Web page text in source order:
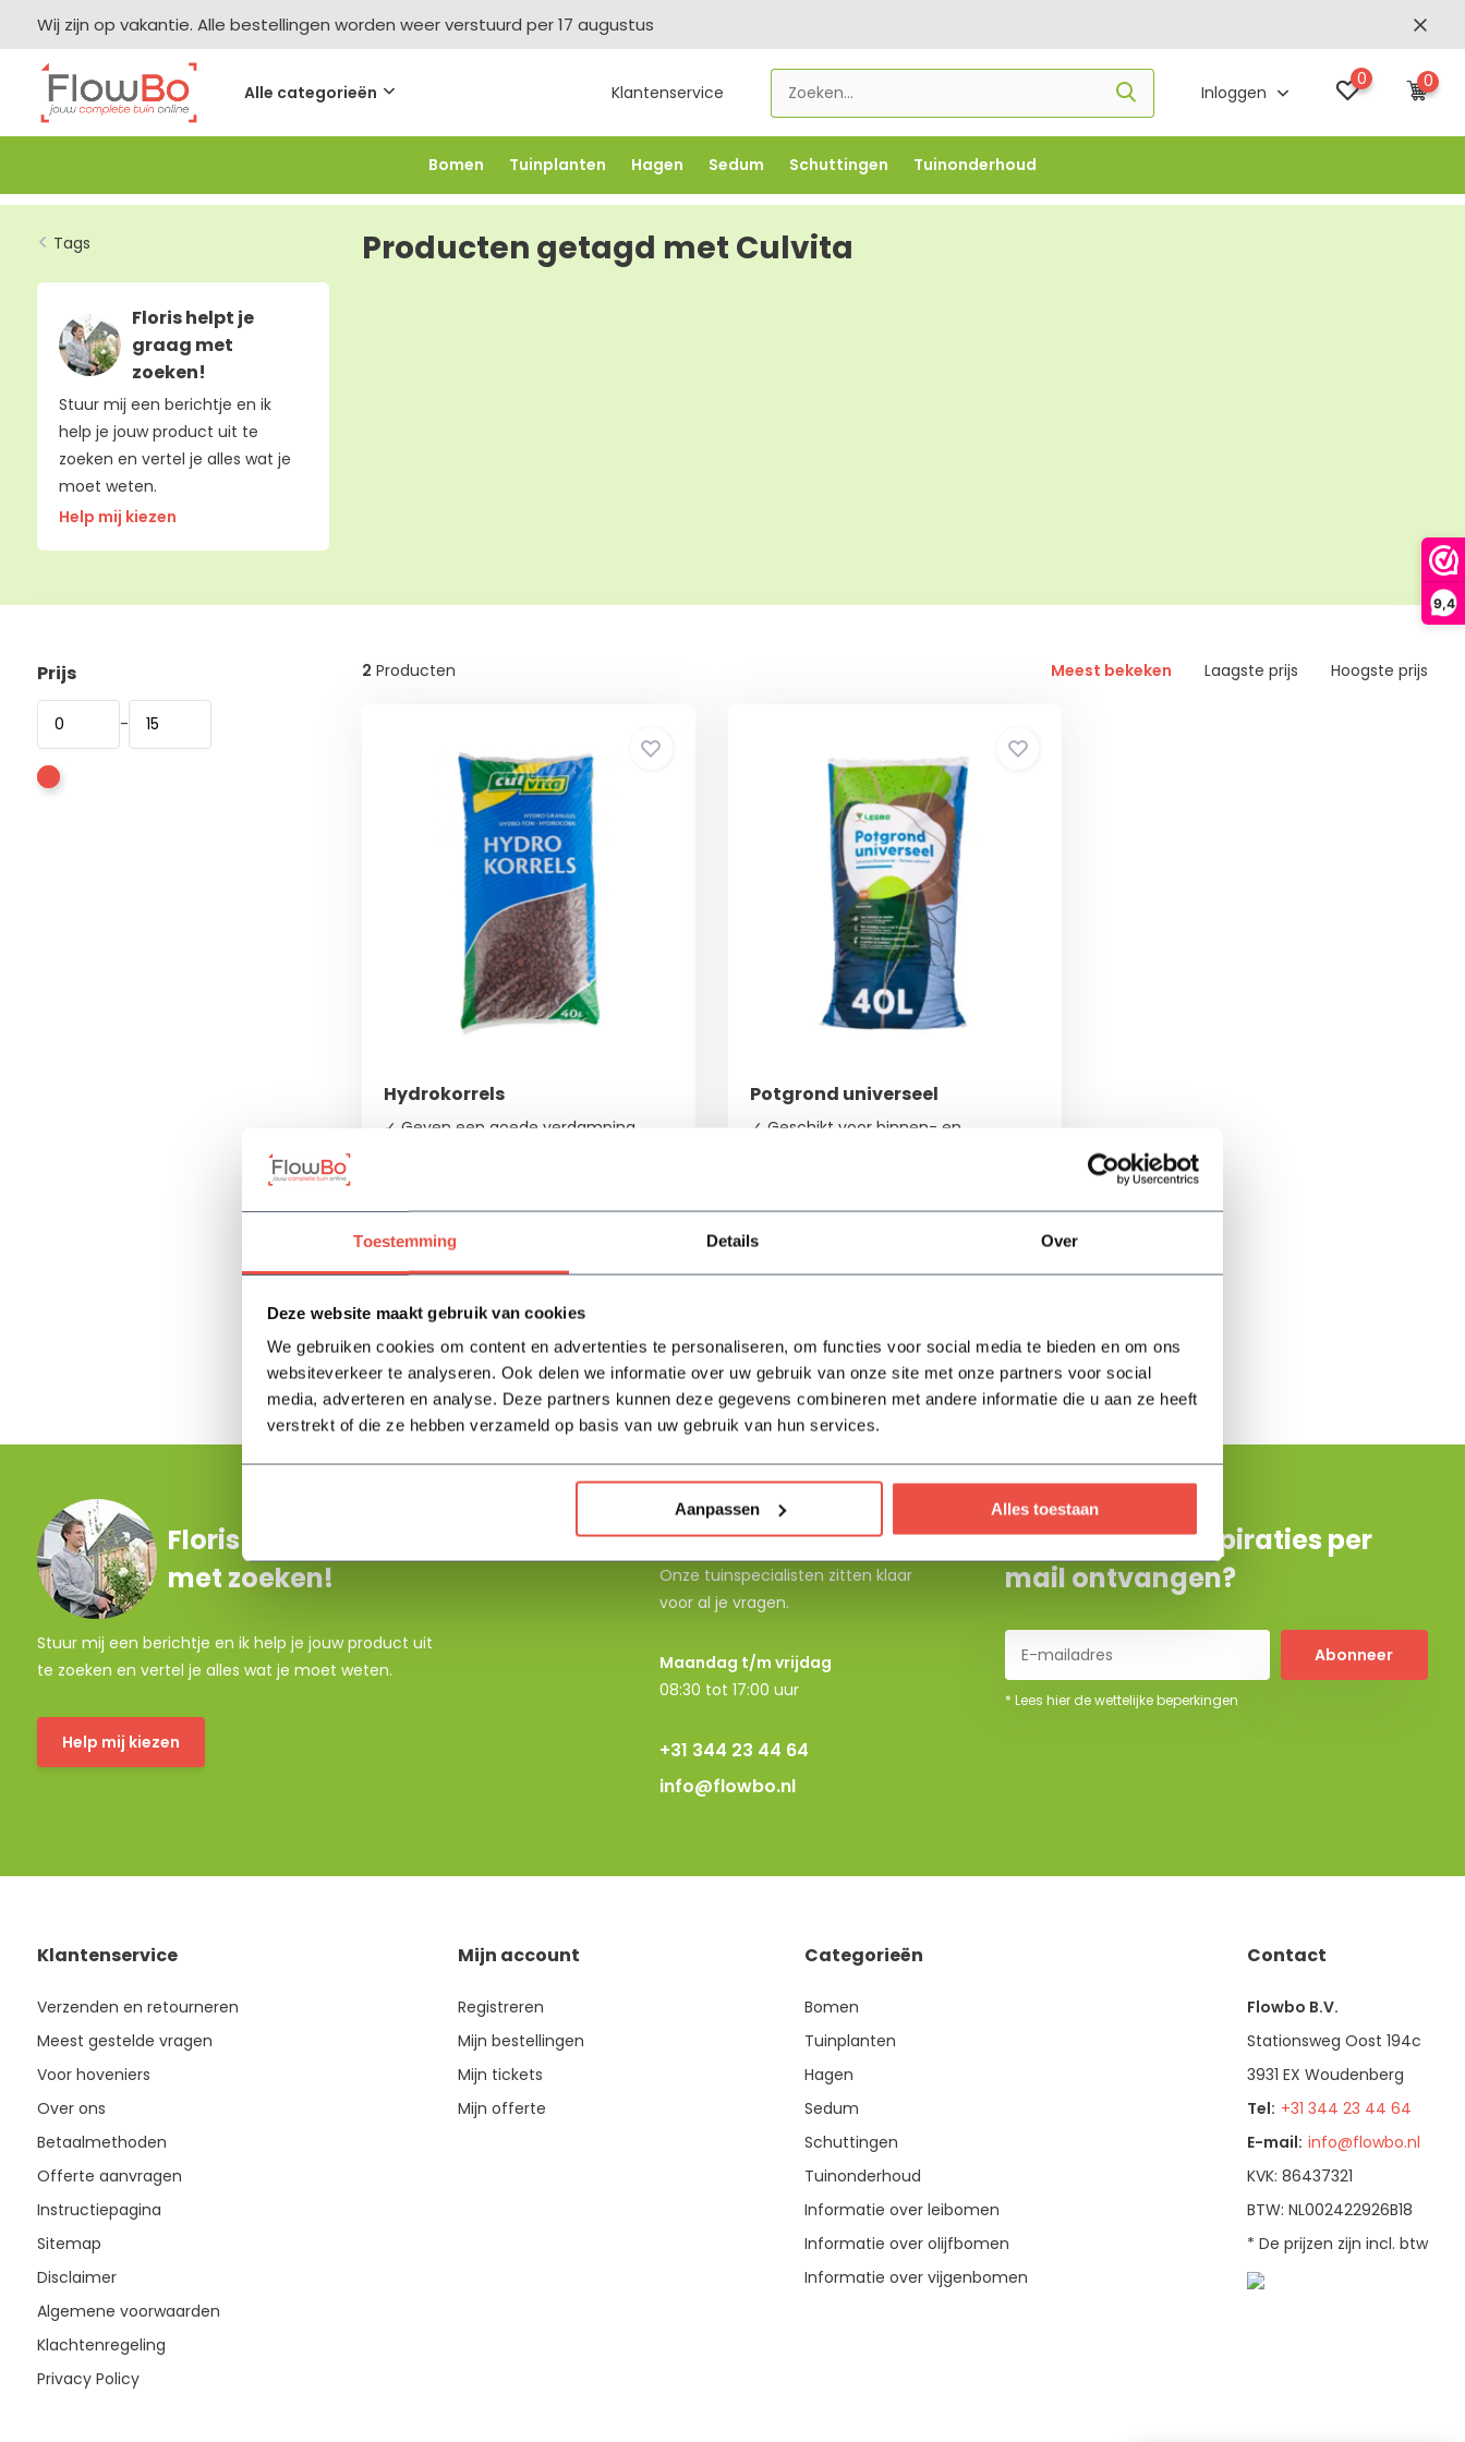
Toestemming Details Over
Deze website maakt gebruik van cookies
We gebruiken cookies om content en advertenties te personaliseren, om functies voor social media te bieden en om ons
websiteverkeer te analyseren. Ook delen we informatie over uw gebruik van onze site met onze partners voor social
media, adverteren en analyse. Deze partners kunnen deze gegevens combineren met andere informatie die u aan ze heeft
verstrekt of die ze hebben verzameld op basis van uw gebruik van hun services.
Aanpassen Alles toestaan
9,4
Wij zijn op vakantie. Alle bestellingen worden weer verstuurd per 17 augustus
Alle categorieën Klantenservice Inloggen
0 0
Bomen Tuinplanten Hagen Sedum Schuttingen Tuinonderhoud
-2,5% vanaf €250 -FLOWBO250 -5% vanaf €500 -FLOWBO500 -7,5% vanaf €1000 -
Tags
Floris helpt je
graag met
zoeken!
Stuur mij een berichtje en ik
help je jouw product uit te
zoeken en vertel je alles wat je
moet weten.
Help mij kiezen
Producten getagd met Culvita
Prijs
-
2 Producten Meest bekeken Laagste prijs Hoogste prijs
Hydrokorrels
✓ Geven een goede verdamping
Op voorraad
Potgrond universeel
✓ Geschikt voor binnen- en
Floris helpt je graag
met zoeken!
Stuur mij een berichtje en ik help je jouw product uit
te zoeken en vertel je alles wat je moet weten.
Help mij kiezen
Neem contact op
Onze tuinspecialisten zitten klaar
voor al je vragen.
Maandag t/m vrijdag
08:30 tot 17:00 uur
+31 344 23 44 64
info@flowbo.nl
De beste tuininspiraties per
mail ontvangen?
Abonneer
* Lees hier de wettelijke beperkingen
Klantenservice
Verzenden en retourneren
Meest gestelde vragen
Voor hoveniers
Over ons
Betaalmethoden
Offerte aanvragen
Instructiepagina
Sitemap
Disclaimer
Algemene voorwaarden
Klachtenregeling
Privacy Policy
Mijn account
Registreren
Mijn bestellingen
Mijn tickets
Mijn offerte
Categorieën
Bomen
Tuinplanten
Hagen
Sedum
Schuttingen
Tuinonderhoud
Informatie over leibomen
Informatie over olijfbomen
Informatie over vijgenbomen
Contact
Flowbo B.V.
Stationsweg Oost 194c
3931 EX Woudenberg
Tel: +31 344 23 44 64
E-mail: info@flowbo.nl
KVK: 86437321
BTW: NL002422926B18
* De prijzen zijn incl. btw